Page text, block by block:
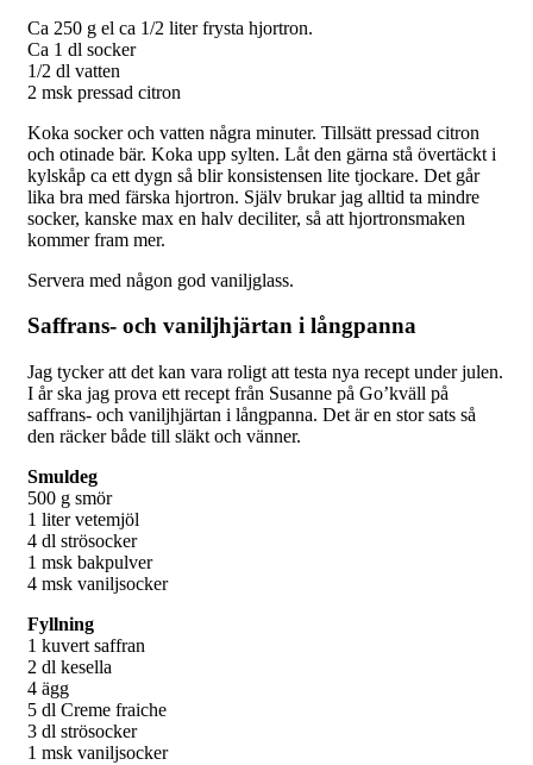
Ca 250 g el ca 1/2 liter frysta hjortron.
Ca 1 dl socker
1/2 dl vatten
2 msk pressad citron
Koka socker och vatten några minuter. Tillsätt pressad citron
och otinade bär. Koka upp sylten. Låt den gärna stå övertäckt i
kylskåp ca ett dygn så blir konsistensen lite tjockare. Det går
lika bra med färska hjortron. Själv brukar jag alltid ta mindre
socker, kanske max en halv deciliter, så att hjortronsmaken
kommer fram mer.
Servera med någon god vaniljglass.
Saffrans- och vaniljhjärtan i långpanna
Jag tycker att det kan vara roligt att testa nya recept under julen.
I år ska jag prova ett recept från Susanne på Go’kväll på
saffrans- och vaniljhjärtan i långpanna. Det är en stor sats så
den räcker både till släkt och vänner.
Smuldeg
500 g smör
1 liter vetemjöl
4 dl strösocker
1 msk bakpulver
4 msk vaniljsocker
Fyllning
1 kuvert saffran
2 dl kesella
4 ägg
5 dl Creme fraiche
3 dl strösocker
1 msk vaniljsocker